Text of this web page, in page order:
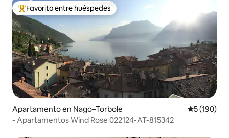
Favorito entre huéspedes preferido
Favorito entre huéspedes
Apartamento en Nago–Torbole
5 (190)
- Apartamentos Wind Rose 022124-AT-815342